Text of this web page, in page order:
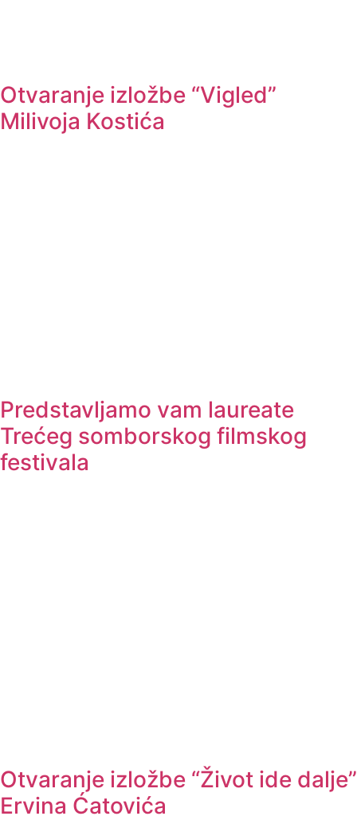
Otvaranje izložbe “Vigled”
Milivoja Kostića
Predstavljamo vam laureate
Trećeg somborskog filmskog
festivala
Otvaranje izložbe “Život ide dalje”
Ervina Ćatovića